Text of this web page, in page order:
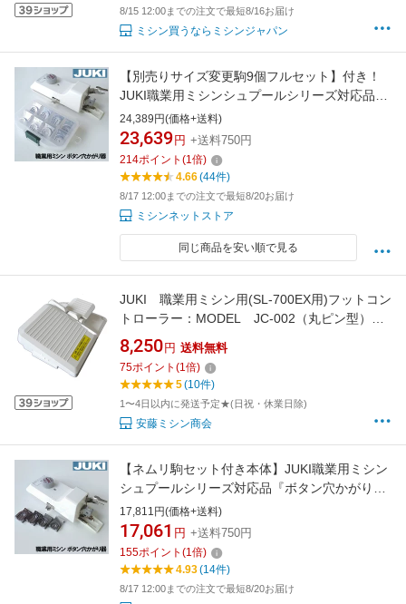
8/15 12:00までの注文で最短8/16お届け
ミシン買うならミシンジャパン
【別売りサイズ変更駒9個フルセット】付き！
JUKI職業用ミシンシュプールシリーズ対応品
『ボタン穴かがり器B-6(TA用)』【ボタンホー
ラー/ボタンホール】B6-TAb6ta
24,389円(価格+送料)
23,639 円 +送料750円
214ポイント (1倍)
4.66(44件)
8/17 12:00までの注文で最短8/20お届け
ミシンネットストア
同じ商品を安い順で見る
JUKI 職業用ミシン用(SL-700EX用)フットコン
トローラー：MODEL JC-002（丸ピン型）
【送料無料】【代引き手数料サービス】
8,250 円 送料無料
75ポイント (1倍)
5(10件)
1〜4日以内に発送予定★(日祝・休業日除)
安藤ミシン商会
【ネムリ駒セット付き本体】JUKI職業用ミシン
シュプールシリーズ対応品『ボタン穴かがり器
B-6(TA用)』【ボタンホーラー/ボタンホール】
B6-TAb6ta
17,811円(価格+送料)
17,061 円 +送料750円
155ポイント (1倍)
4.93(14件)
8/17 12:00までの注文で最短8/20お届け